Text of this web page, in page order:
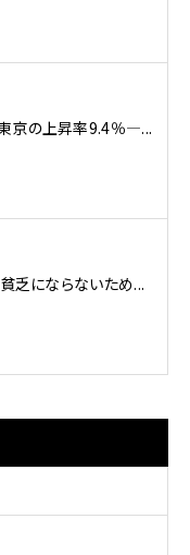
京の上昇率9.4％—...
乏にならないため...